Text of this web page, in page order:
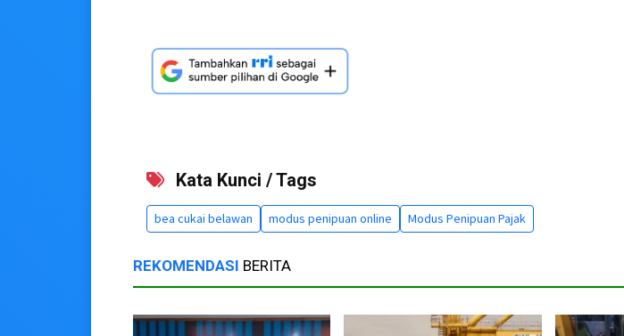
Kata Kunci / Tags
bea cukai belawan modus penipuan online Modus Penipuan Pajak
REKOMENDASI BERITA